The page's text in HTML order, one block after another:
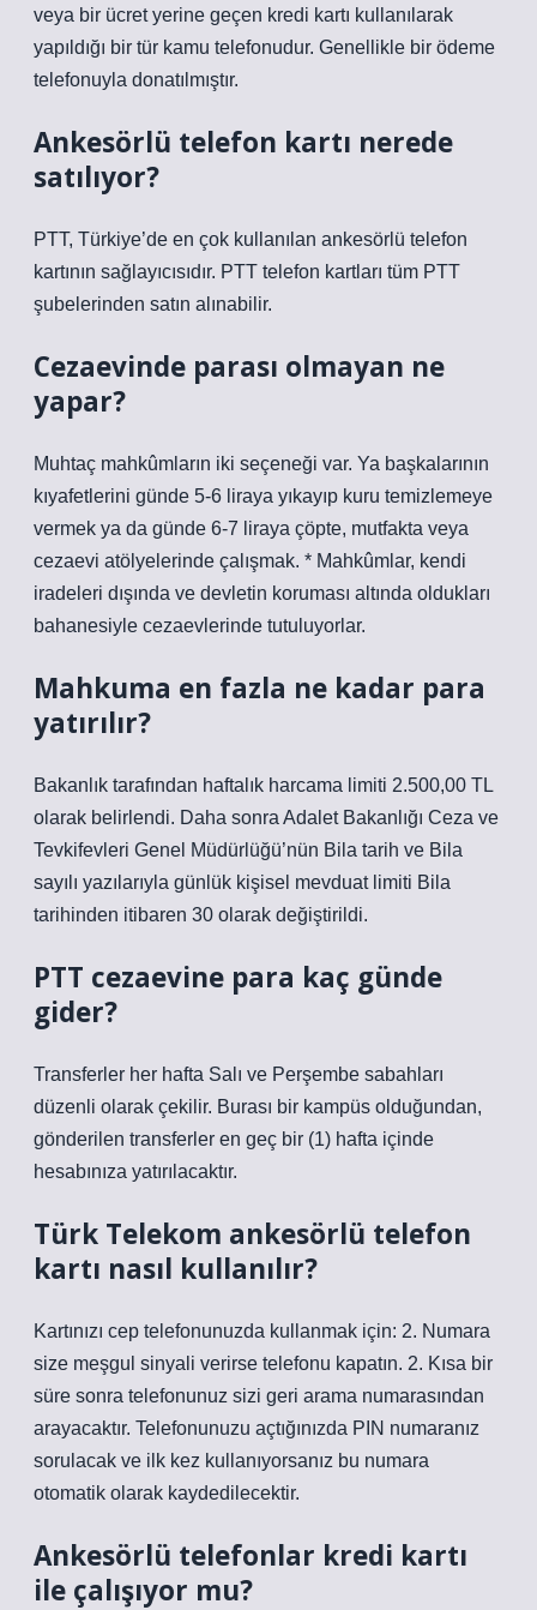
veya bir ücret yerine geçen kredi kartı kullanılarak
yapıldığı bir tür kamu telefonudur. Genellikle bir ödeme
telefonuyla donatılmıştır.
Ankesörlü telefon kartı nerede
satılıyor?
PTT, Türkiye’de en çok kullanılan ankesörlü telefon
kartının sağlayıcısıdır. PTT telefon kartları tüm PTT
şubelerinden satın alınabilir.
Cezaevinde parası olmayan ne
yapar?
Muhtaç mahkûmların iki seçeneği var. Ya başkalarının
kıyafetlerini günde 5-6 liraya yıkayıp kuru temizlemeye
vermek ya da günde 6-7 liraya çöpte, mutfakta veya
cezaevi atölyelerinde çalışmak. * Mahkûmlar, kendi
iradeleri dışında ve devletin koruması altında oldukları
bahanesiyle cezaevlerinde tutuluyorlar.
Mahkuma en fazla ne kadar para
yatırılır?
Bakanlık tarafından haftalık harcama limiti 2.500,00 TL
olarak belirlendi. Daha sonra Adalet Bakanlığı Ceza ve
Tevkifevleri Genel Müdürlüğü’nün Bila tarih ve Bila
sayılı yazılarıyla günlük kişisel mevduat limiti Bila
tarihinden itibaren 30 olarak değiştirildi.
PTT cezaevine para kaç günde
gider?
Transferler her hafta Salı ve Perşembe sabahları
düzenli olarak çekilir. Burası bir kampüs olduğundan,
gönderilen transferler en geç bir (1) hafta içinde
hesabınıza yatırılacaktır.
Türk Telekom ankesörlü telefon
kartı nasıl kullanılır?
Kartınızı cep telefonunuzda kullanmak için: 2. Numara
size meşgul sinyali verirse telefonu kapatın. 2. Kısa bir
süre sonra telefonunuz sizi geri arama numarasından
arayacaktır. Telefonunuzu açtığınızda PIN numaranız
sorulacak ve ilk kez kullanıyorsanız bu numara
otomatik olarak kaydedilecektir.
Ankesörlü telefonlar kredi kartı
ile çalışıyor mu?